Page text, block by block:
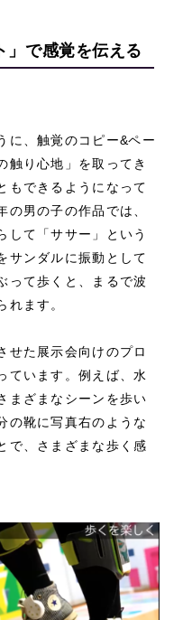
」で感覚を伝える
に、触覚のコピー&ペー
触り心地」を取ってき
もできるようになって
の男の子の作品では、
して「ササー」という
サンダルに振動として
って歩くと、まるで波
れます。
せた展示会向けのプロ
ています。例えば、水
まざまなシーンを歩い
の靴に写真右のような
で、さまざまな歩く感